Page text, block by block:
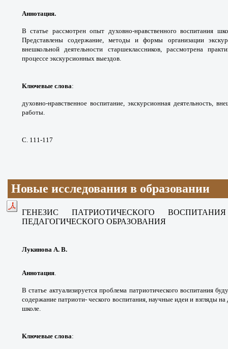
Аннотация.
В статье рассмотрен опыт духовно-нравственного воспитания
Представлены содержание, методы и формы организации
внешкольной деятельности старшеклассников, рассмотрена
процессе экскурсионных выездов.
Ключевые слова:
духовно-нравственное воспитание, экскурсионная деятельность,
работы.
С. 111-117
Новые исследования в образовании
ГЕНЕЗИС ПАТРИОТИЧЕСКОГО
ПЕДАГОГИЧЕСКОГО ОБРАЗОВАНИЯ
Лукинова А. В.
Аннотация.
В статье актуализируется проблема патриотического воспитания
содержание патриоти- ческого воспитания, научные идеи и взгляды
школе.
Ключевые слова: